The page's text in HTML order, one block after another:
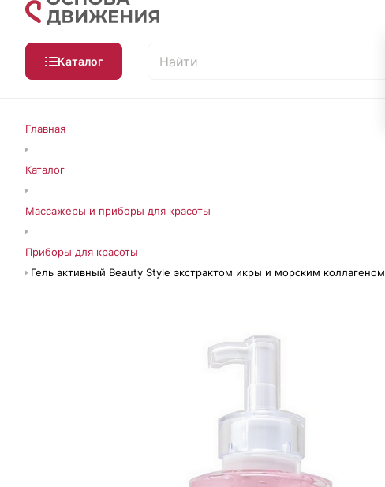
Каталог
Главная
Каталог
Массажеры и приборы для красоты
Приборы для красоты
Гель активный Beauty Style экстрактом икры и морским коллагеном